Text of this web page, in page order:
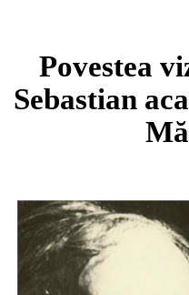
Povestea
Sebastian